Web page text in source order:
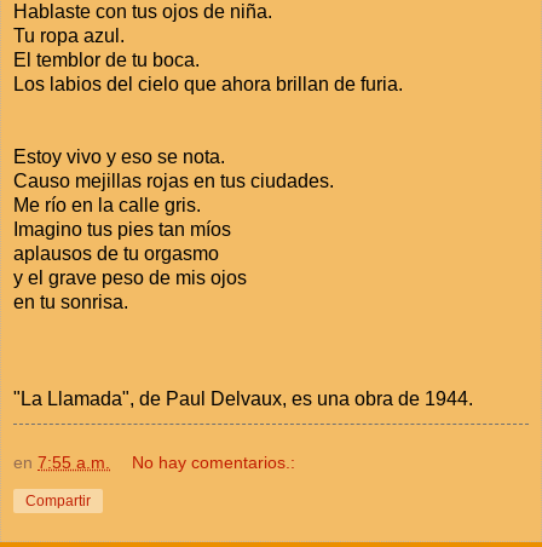
Hablaste con tus ojos de niña.
Tu ropa azul.
El temblor de tu boca.
Los labios del cielo que ahora brillan de furia.
Estoy vivo y eso se nota.
Causo mejillas rojas en tus ciudades.
Me río en la calle gris.
Imagino tus pies tan míos
aplausos de tu orgasmo
y el grave peso de mis ojos
en tu sonrisa.
"La Llamada", de Paul Delvaux, es una obra de 1944.
en 7:55 a.m. No hay comentarios.:
Compartir